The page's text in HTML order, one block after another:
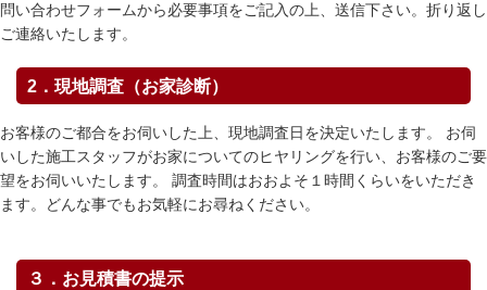
問い合わせフォームから必要事項をご記入の上、送信下さい。折り返し
ご連絡いたします。
2．現地調査（お家診断）
お客様のご都合をお伺いした上、現地調査日を決定いたします。 お伺
いした施工スタッフがお家についてのヒヤリングを行い、お客様のご要
望をお伺いいたします。 調査時間はおおよそ１時間くらいをいただき
ます。どんな事でもお気軽にお尋ねください。
３．お見積書の提示